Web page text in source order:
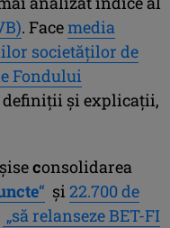
. Facemedia
societăţilor de
Fondului
definiţii şi explicaţii,
consolidarea
“ şi22.700 de
„să relanseze BET-FI